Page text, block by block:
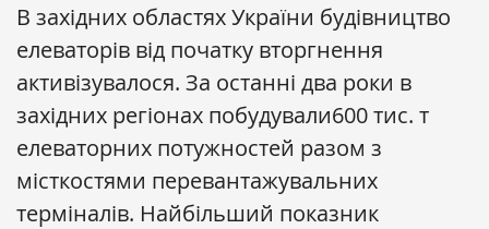
В західних областях України будівництво
елеваторів від початку вторгнення
активізувалося. За останні два роки в
західних регіонах побудували600 тис. т
елеваторних потужностей разом з
місткостями перевантажувальних
терміналів. Найбільший показник